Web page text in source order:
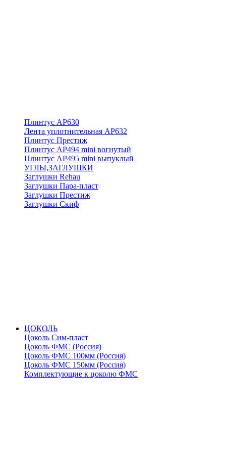
Плинтус АР630
Лента уплотнительная АР632
Плинтус Престиж
Плинтус АР494 mini вогнутый
Плинтус АР495 mini выпуклый
УГЛЫ,ЗАГЛУШКИ
Заглушки Rehau
Заглушки Пара-пласт
Заглушки Престиж
Заглушки Скиф
ЦОКОЛЬ
Цоколь Сим-пласт
Цоколь ФМС (Россия)
Цоколь ФМС 100мм (Россия)
Цоколь ФМС 150мм (Россия)
Комплектующие к цоколю ФМС